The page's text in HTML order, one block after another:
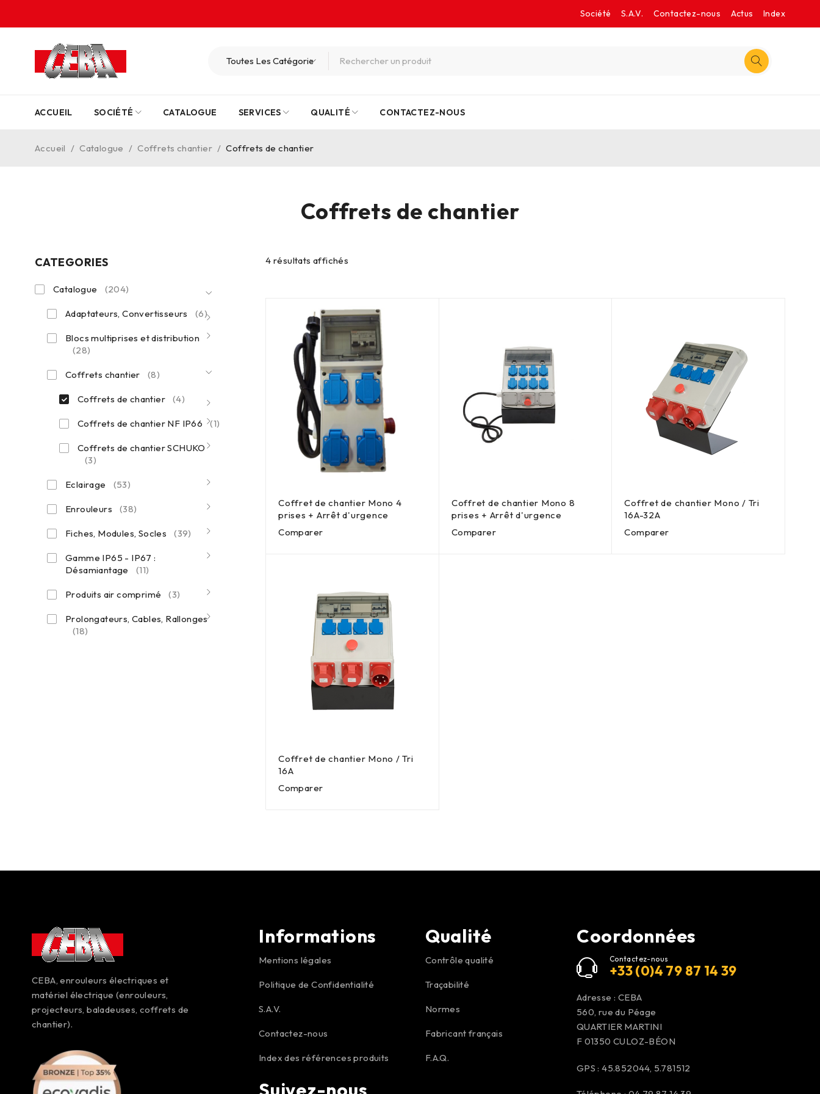
Société S.A.V. Contactez-nous Actus Index
ACCUEIL SOCIÉTÉ CATALOGUE SERVICES QUALITÉ CONTACTEZ-NOUS
Coffrets de chantier
Accueil / Catalogue / Coffrets chantier / Coffrets de chantier
CATEGORIES
Catalogue (204)
Adaptateurs, Convertisseurs (6)
Blocs multiprises et distribution
(28)
Coffrets chantier (8)
Coffrets de chantier (4)
Coffrets de chantier NF IP66 (1)
Coffrets de chantier SCHUKO
(3)
Eclairage (53)
Enrouleurs (38)
Fiches, Modules, Socles (39)
Gamme IP65 - IP67 :
Désamiantage
(11)
Produits air comprimé (3)
Prolongateurs, Cables, Rallonges
(18)
4 résultats affichés
Coffret de chantier Mono 4
prises + Arrêt d'urgence
Comparer
Coffret de chantier Mono 8
prises + Arrêt d'urgence
Comparer
Coffret de chantier Mono / Tri
16A-32A
Comparer
Coffret de chantier Mono / Tri
16A
Comparer
CEBA, enrouleurs électriques et
matériel électrique (enrouleurs,
projecteurs, baladeuses, coffrets de
chantier).
Informations
Mentions légales
Politique de Confidentialité
S.A.V.
Contactez-nous
Index des références produits
Qualité
Contrôle qualité
Traçabilité
Normes
Fabricant français
F.A.Q.
Coordonnées
Contactez-nous
+33 (0)4 79 87 14 39
Adresse : CEBA
560, rue du Péage
QUARTIER MARTINI
F 01350 CULOZ-BÉON
GPS : 45.852044, 5.781512